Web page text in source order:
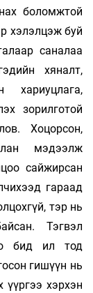
боломжтой
хэлэлцэж буй
саналаа
хяналт,
хариуцлага,
зорилготой
Хоцорсон,
мэдээлж
сайжирсан
гараад
тэр нь
Тэгвэл
бид ил тод
гишүүн нь
хэрхэн